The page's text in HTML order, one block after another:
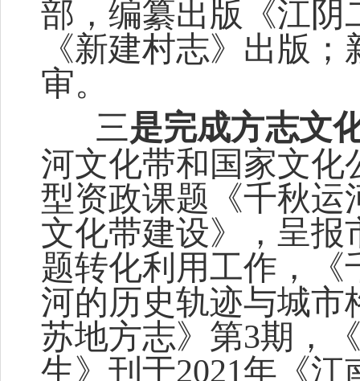
部， 编纂出版《江阴
《新建村志》 出版 ；
审。
三是完成方志文
河文化带和国家文化
型资政课题《千秋运
文化带建设》，呈报
题转化利用工作，《
河的历史轨迹与城市
苏地方志》第3期，
生》刊于2021年《江